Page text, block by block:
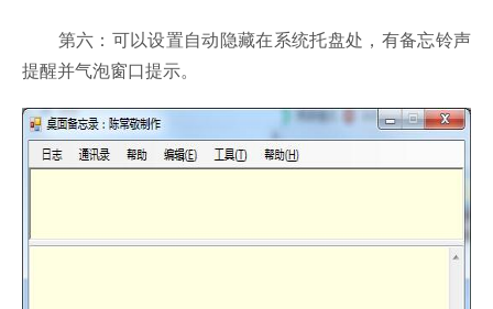
第六：可以设置自动隐藏在系统托盘处，有备忘铃声
提醒并气泡窗口提示。